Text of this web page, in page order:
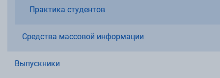
Практика студентов
Средства массовой информации
Выпускники